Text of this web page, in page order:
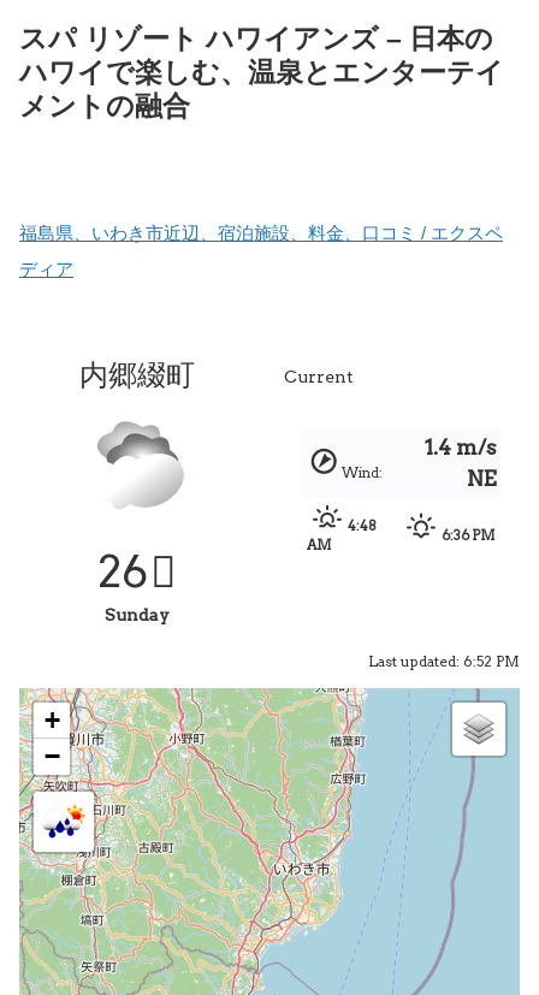
スパ リゾート ハワイアンズ – 日本の
ハワイで楽しむ、温泉とエンターテイ
メントの融合
福島県、いわき市近辺、宿泊施設、料金、口コミ / エクスペ
ディア
内郷綴町
26
Sunday
Current
Wind:
1.4 m/s
NE
4:48
AM
6:36 PM
Last updated: 6:52 PM
+
−